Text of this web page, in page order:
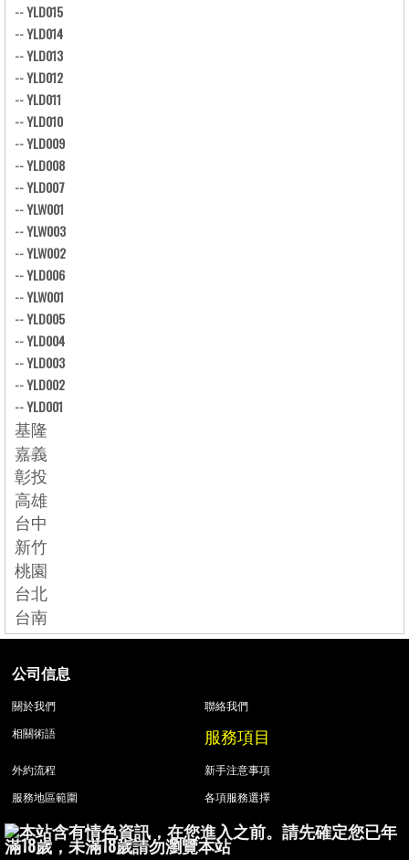
--YLD015
--YLD014
--YLD013
--YLD012
--YLD011
--YLD010
--YLD009
--YLD008
--YLD007
--YLW001
--YLW003
--YLW002
--YLD006
--YLW001
--YLD005
--YLD004
--YLD003
--YLD002
--YLD001
基隆
嘉義
彰投
高雄
台中
新竹
桃園
台北
台南
公司信息
關於我們
聯絡我們
相關術語
服務項目
外約流程
新手注意事項
服務地區範圍
各項服務選擇
本站含有情色資訊，在您進入之前。請先確定您已年
滿18歲，未滿18歲請勿瀏覽本站